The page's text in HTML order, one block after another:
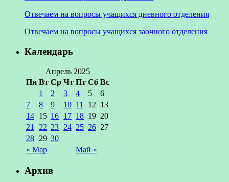
Отвечаем на вопросы учащихся дневного отделения
Отвечаем на вопросы учащихся заочного отделения
Календарь
Апрель 2025
Пн Вт Ср Чт Пт Сб Вс
« Мар Май »
1 2 3 4 5
6
7
8 9 10 11 12 13
14 15 16 17 18 19 20
21
22 23 24 25 26 27
28 29 30
Архив